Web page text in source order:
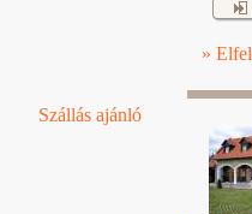
»
Szállás ajánló